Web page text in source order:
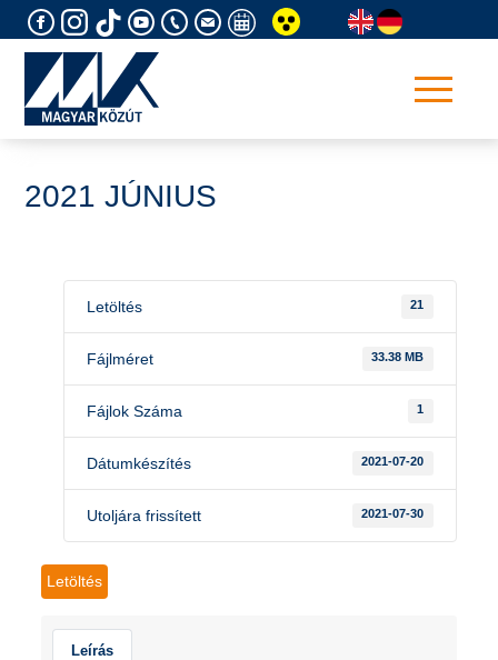
to
2021 JÚNIUS
Letöltés 21
Fájlméret 33.38 MB
Fájlok Száma 1
Dátumkészítés 2021-07-20
Utoljára frissített 2021-07-30
Letöltés
Leírás